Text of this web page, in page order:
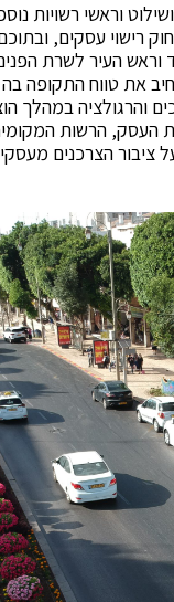
וראשי
רישוי עסקים,
וראש העיר לשרת
את טווח התקופה
וכן לקצר את ההליכים
הרשות המקומית
הצרכנים